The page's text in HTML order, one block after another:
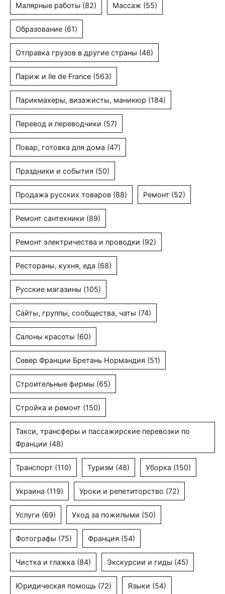
Малярные работы (82) Массаж (55)
Образование (61)
Отправка грузов в другие страны (46)
Париж и Ile de France (563)
Парикмахеры, визажисты, маникюр (184)
Перевод и переводчики (57)
Повар, готовка для дома (47)
Праздники и события (50)
Продажа русских товаров (88) Ремонт (52)
Ремонт сантехники (89)
Ремонт электричества и проводки (92)
Рестораны, кухня, еда (68)
Русские магазины (105)
Сайты, группы, сообщества, чаты (74)
Салоны красоты (60)
Север Франции Бретань Нормандия (51)
Строительные фирмы (65)
Стройка и ремонт (150)
Такси, трансферы и пассажирские перевозки по
Франции (48)
Транспорт (110) Туризм (48) Уборка (150)
Украина (119) Уроки и репетиторство (72)
Услуги (69) Уход за пожилыми (50)
Фотографы (75) Франция (54)
Чистка и глажка (84) Экскурсии и гиды (45)
Юридическая помощь (72) Языки (54)